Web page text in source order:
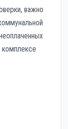
важно
комплексе